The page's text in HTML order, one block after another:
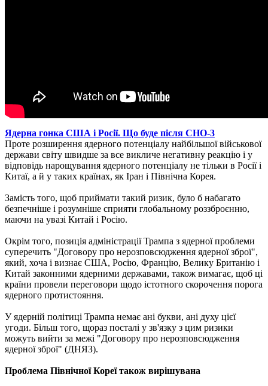
Ядерна гонка США і Росії. Що буде після СНО-3
Проте розширення ядерного потенціалу найбільшої військової
держави світу швидше за все викличе негативну реакцію і у
відповідь нарощування ядерного потенціалу не тільки в Росії і
Китаї, а й у таких країнах, як Іран і Північна Корея.
Замість того, щоб приймати такий ризик, було б набагато
безпечніше і розумніше сприяти глобальному роззброєнню,
маючи на увазі Китай і Росію.
Окрім того, позиція адміністрації Трампа з ядерної проблеми
суперечить "Договору про нерозповсюдження ядерної зброї",
який, хоча і визнає США, Росію, Францію, Велику Британію і
Китай законними ядерними державами, також вимагає, щоб ці
країни провели переговори щодо істотного скорочення порога
ядерного протистояння.
У ядерній політиці Трампа немає ані букви, ані духу цієї
угоди. Більш того, щораз посталі у зв'язку з цим ризики
можуть вийти за межі "Договору про нерозповсюдження
ядерної зброї" (ДНЯЗ).
Проблема Північної Кореї також вирішувана